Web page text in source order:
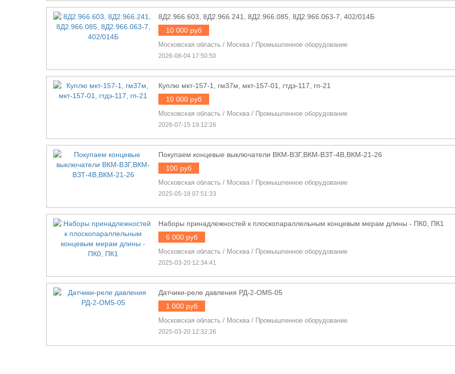
8Д2.966.603, 8Д2.966.241, 8Д2.966.085, 8Д2.966.063-7, 402/014Б
10 000 руб
Московская область / Москва/ Промышленное оборудование
2026-08-04 17:50:50
Куплю мкт-157-1, гм37м, мкт-157-01, гтдэ-117, гп-21
10 000 руб
Московская область / Москва/ Промышленное оборудование
2026-07-15 19:12:26
Покупаем концевые выключатели ВКМ-ВЗГ,ВКМ-ВЗТ-4В,ВКМ-21-26
100 руб
Московская область / Москва/ Промышленное оборудование
2025-05-18 07:51:33
Наборы принадлежностей к плоскопараллельным концевым мерам длины - ПК0, ПК1
6 000 руб
Московская область / Москва/ Промышленное оборудование
2025-03-20 12:34:41
Датчики-реле давления РД-2-ОМ5-05
1 000 руб
Московская область / Москва/ Промышленное оборудование
2025-03-20 12:32:26